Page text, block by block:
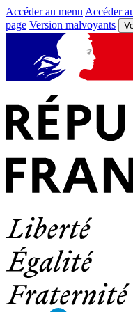
Accéder au menu Accéder
page Version malvoyants